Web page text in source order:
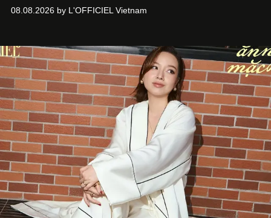
món ăn đa dạng từ Á đến Âu nhanh chóng được yêu thích
mang đến niềm vui cho thực khách.
08.08.2026 by L'OFFICIEL Vietnam